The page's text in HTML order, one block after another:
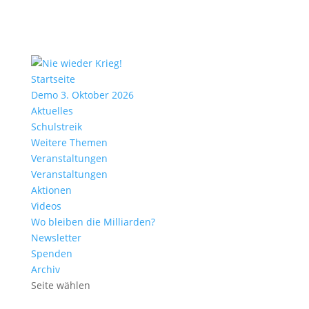
Startseite
Demo 3. Oktober 2026
Aktuelles
Schulstreik
Weitere Themen
Veranstaltungen
Veranstaltungen
Aktionen
Videos
Wo bleiben die Milliarden?
Newsletter
Spenden
Archiv
Seite wählen